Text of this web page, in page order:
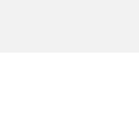
SCIENTIFIC常规库存产品一般1-3
可以通过电话（15622108587）或在线客